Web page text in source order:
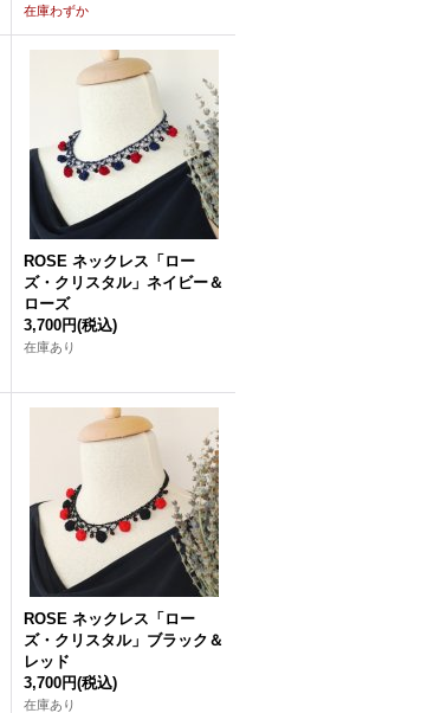
在庫わずか
ROSE ネックレス「ロー
ズ・クリスタル」ネイビー＆
ローズ
3,700円(税込)
在庫あり
ROSE ネックレス「ロー
ズ・クリスタル」ブラック＆
レッド
3,700円(税込)
在庫あり